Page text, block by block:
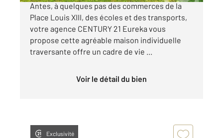
Antes, à quelques pas des commerces de la
Place Louis XIII, des écoles et des transports,
votre agence CENTURY 21 Eureka vous
propose cette agréable maison individuelle
traversante offre un cadre de vie ...
Voir le détail du bien
Exclusivité